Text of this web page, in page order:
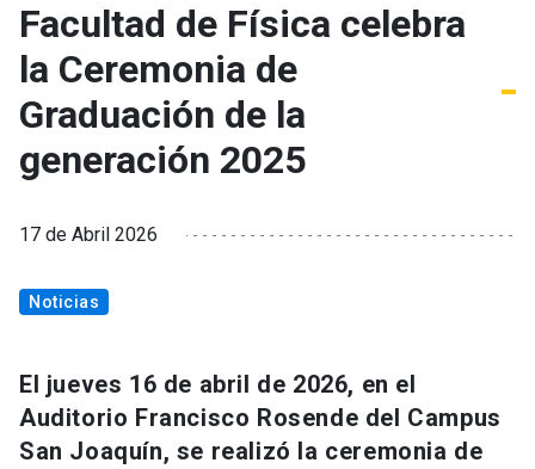
Facultad de Física celebra
la Ceremonia de
Graduación de la
generación 2025
17 de Abril 2026
Noticias
El jueves 16 de abril de 2026, en el
Auditorio Francisco Rosende del Campus
San Joaquín, se realizó la ceremonia de